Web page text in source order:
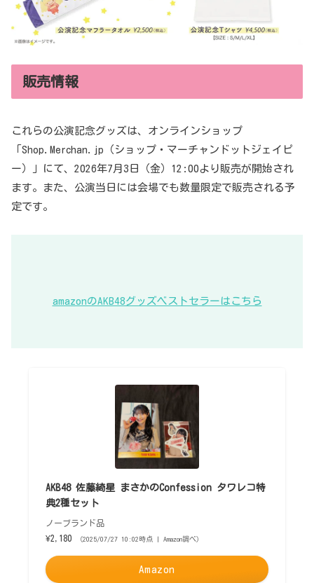
販売情報
これらの公演記念グッズは、オンラインショップ
「Shop.Merchan.jp（ショップ・マーチャンドットジェイピ
ー）」にて、2026年7月3日（金）12:00より販売が開始され
ます。また、公演当日には会場でも数量限定で販売される予
定です。
amazonのAKB48グッズベストセラーはこちら
AKB48 佐藤綺星 まさかのConfession タワレコ特
典2種セット
ノーブランド品
¥2,180
（2025/07/27 10:02時点 | Amazon調べ）
Amazon